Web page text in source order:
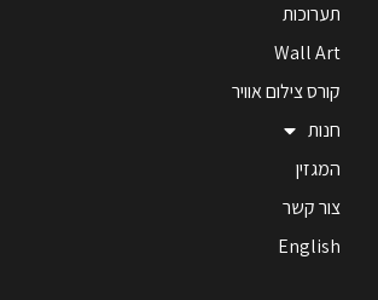
תערוכות
Wall Art
קורס צילום אוויר
חנות
המגזין
צור קשר
English